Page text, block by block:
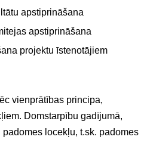
apstiprināšana
apstiprināšana
projektu īstenotājiem
vienprātības principa,
Domstarpību gadījumā,
locekļu, t.sk. padomes